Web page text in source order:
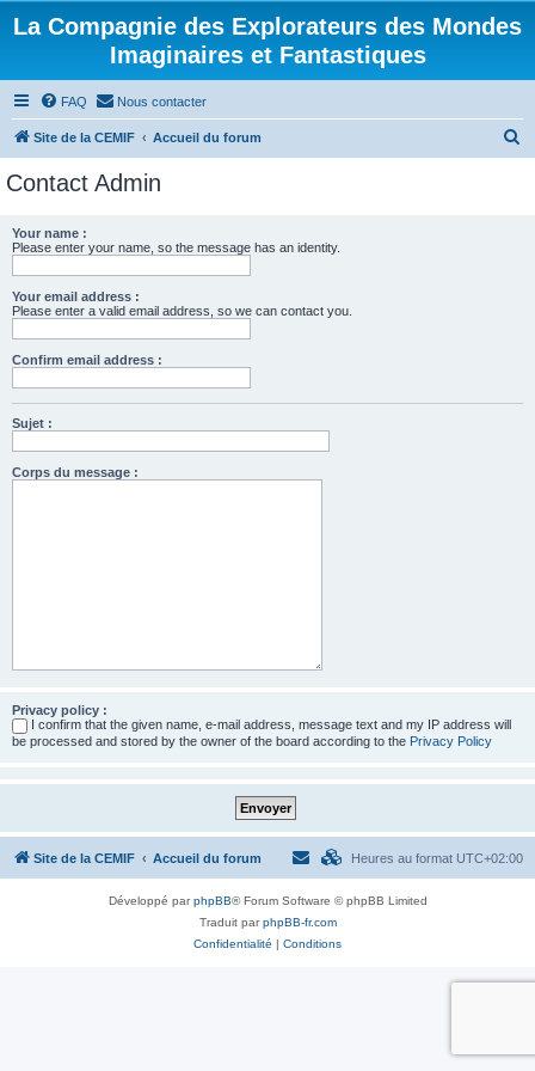
La Compagnie des Explorateurs des Mondes
Imaginaires et Fantastiques
FAQ Nous contacter
Site de la CEMIF Accueil du forum
Contact Admin
Your name :
Please enter your name, so the message has an identity.
Your email address :
Please enter a valid email address, so we can contact you.
Confirm email address :
Sujet :
Corps du message :
Privacy policy :
I confirm that the given name, e-mail address, message text and my IP address will
be processed and stored by the owner of the board according to the Privacy Policy
Site de la CEMIF Accueil du forum Heures au format UTC+02:00
Développé parphpBB® Forum Software © phpBB Limited
Traduit parphpBB-fr.com
Confidentialité | Conditions